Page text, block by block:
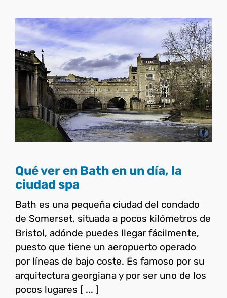
Qué ver en Bath en un día, la
ciudad spa
Reino Unido
Qué ver en Bath en un día, la
ciudad spa
Bath es una pequeña ciudad del condado
de Somerset, situada a pocos kilómetros de
Bristol, adónde puedes llegar fácilmente,
puesto que tiene un aeropuerto operado
por líneas de bajo coste. Es famoso por su
arquitectura georgiana y por ser uno de los
pocos lugares [ ... ]